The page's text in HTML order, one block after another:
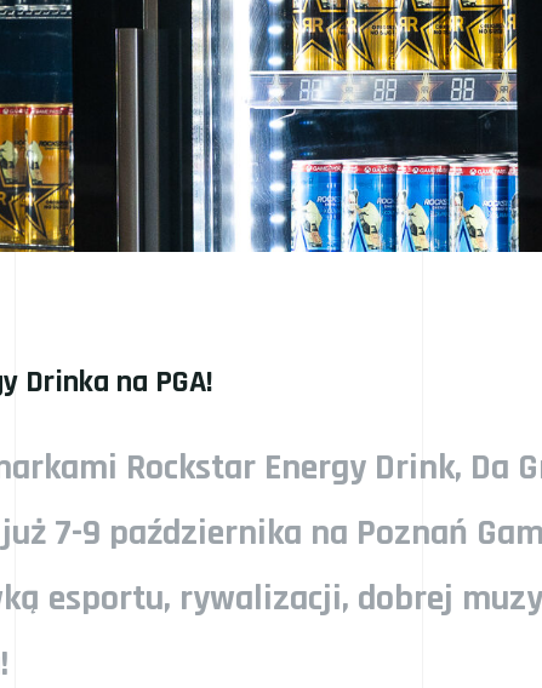
Drinka na PGA!
Rockstar Energy Drink, Da
7-9 października na Poznań
esportu, rywalizacji, dobrej
!